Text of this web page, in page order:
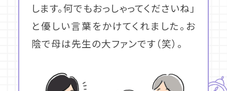
します。何でもおっしゃってくださいね」
と優しい言葉をかけてくれました。お
陰で母は先生の大ファンです（笑）。